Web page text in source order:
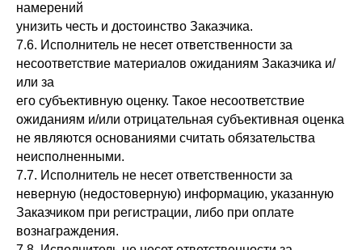
намерений
унизить честь и достоинство Заказчика.
7.6. Исполнитель не несет ответственности за
несоответствие материалов ожиданиям Заказчика и/
или за
его субъективную оценку. Такое несоответствие
ожиданиям и/или отрицательная субъективная оценка
не являются основаниями считать обязательства
неисполненными.
7.7. Исполнитель не несет ответственности за
неверную (недостоверную) информацию, указанную
Заказчиком при регистрации, либо при оплате
вознаграждения.